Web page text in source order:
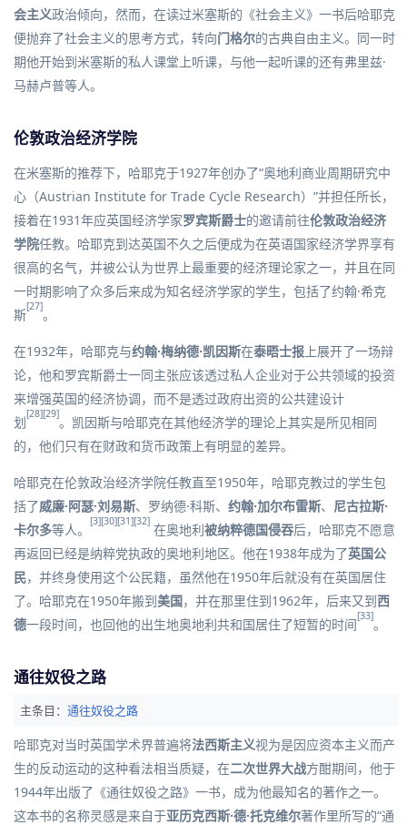
会主义政治倾向，然而，在读过米塞斯的《社会主义》一书后哈耶克
便抛弃了社会主义的思考方式，转向门格尔的古典自由主义。同一时
期他开始到米塞斯的私人课堂上听课，与他一起听课的还有弗里兹·
马赫卢普等人。
伦敦政治经济学院
在米塞斯的推荐下，哈耶克于1927年创办了“奥地利商业周期研究中
心（Austrian Institute for Trade Cycle Research）”并担任所长，
接着在1931年应英国经济学家罗宾斯爵士的邀请前往伦敦政治经济
学院任教。哈耶克到达英国不久之后便成为在英语国家经济学界享有
很高的名气，并被公认为世界上最重要的经济理论家之一，并且在同
一时期影响了众多后来成为知名经济学家的学生，包括了约翰·希克
斯[27]。
在1932年，哈耶克与约翰·梅纳德·凯因斯在泰晤士报 上展开了一场辩
论，他和罗宾斯爵士一同主张应该透过私人企业对于公共领域的投资
来增强英国的经济协调，而不是透过政府出资的公共建设计
划[28][29]。凯因斯与哈耶克在其他经济学的理论上其实是所见相同
的，他们只有在财政和货币政策上有明显的差异。
哈耶克在伦敦政治经济学院任教直至1950年，哈耶克教过的学生包
括了威廉·阿瑟·刘易斯、 罗纳德·科斯、 约翰·加尔布雷斯、 尼古拉斯·
卡尔多等人。 [3][30][31][32] 在奥地利被纳粹德国侵吞后，哈耶克不愿意
再返回已经是纳粹党执政的奥地利地区。他在1938年成为了英国公
民，并终身使用这个公民籍，虽然他在1950年后就没有在英国居住
了。哈耶克在1950年搬到美国，并在那里住到1962年，后来又到西
德一段时间，也回他的出生地奥地利共和国居住了短暂的时间[33]。
通往奴役之路
主条目： 通往奴役之路
哈耶克对当时英国学术界普遍将法西斯主义视为是因应资本主义而产
生的反动运动的这种看法相当质疑，在二次世界大战方酣期间，他于
1944年出版了《通往奴役之路》一书，成为他最知名的著作之一。
这本书的名称灵感是来自于亚历克西斯·德·托克维尔著作里所写的“通